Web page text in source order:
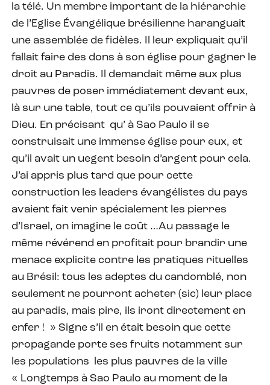
la télé. Un membre important de la hiérarchie
de l’Eglise Évangélique brésilienne haranguait
une assemblée de fidèles. Il leur expliquait qu’il
fallait faire des dons à son église pour gagner le
droit au Paradis. Il demandait même aux plus
pauvres de poser immédiatement devant eux,
là sur une table, tout ce qu’ils pouvaient offrir à
Dieu. En précisant qu’ à Sao Paulo il se
construisait une immense église pour eux, et
qu’il avait un uegent besoin d’argent pour cela.
J’ai appris plus tard que pour cette
construction les leaders évangélistes du pays
avaient fait venir spécialement les pierres
d’Israel, on imagine le coût …Au passage le
même révérend en profitait pour brandir une
menace explicite contre les pratiques rituelles
au Brésil: tous les adeptes du candomblé, non
seulement ne pourront acheter (sic) leur place
au paradis, mais pire, ils iront directement en
enfer ! » Signe s’il en était besoin que cette
propagande porte ses fruits notamment sur
les populations les plus pauvres de la ville
« Longtemps à Sao Paulo au moment de la